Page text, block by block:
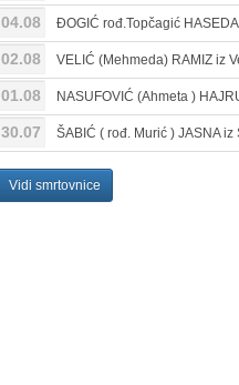
04.08 ĐOGIĆ rođ.Topčagić
02.08 VELIĆ (Mehmeda) RAMIZ iz
01.08 NASUFOVIĆ (Ahmeta )
30.07 ŠABIĆ ( rođ. Murić ) JASNA iz
Vidi smrtovnice